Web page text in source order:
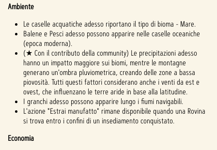
Ambiente
Le caselle acquatiche adesso riportano il tipo di bioma - Mare.
Balene e Pesci adesso possono apparire nelle caselle oceaniche
(epoca moderna).
(★ Con il contributo della community) Le precipitazioni adesso
hanno un impatto maggiore sui biomi, mentre le montagne
generano un'ombra pluviometrica, creando delle zone a bassa
piovosità. Tutti questi fattori considerano anche i venti da est e
ovest, che influenzano le terre aride in base alla latitudine.
I granchi adesso possono apparire lungo i fiumi navigabili.
L'azione "Estrai manufatto" rimane disponibile quando una Rovina
si trova entro i confini di un insediamento conquistato.
Economia